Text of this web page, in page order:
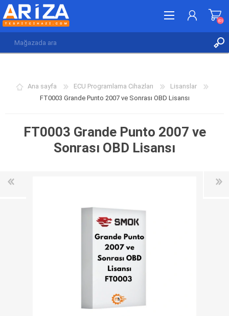
(0)
(0)
Ana sayfa ECU Programlama Cihazları
Lisanslar
FT0003 Grande Punto 2007 ve Sonrası OBD Lisansı
FT0003 Grande Punto 2007 ve
Sonrası OBD Lisansı